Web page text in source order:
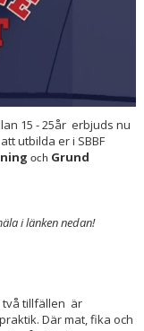
15 - 25år erbjuds nu
utbilda er i SBBF
och Grund
i länken nedan!
två tillfällen är
Där mat, fika och